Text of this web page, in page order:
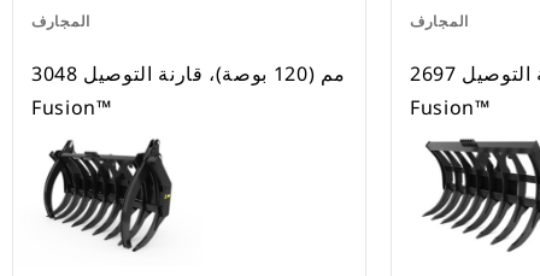
المجارف
3048 مم (120 بوصة)، قارنة التوصيل
Fusion™
المجارف
2697 مم (106 بوصة)، قارنة التوصيل
Fusion™